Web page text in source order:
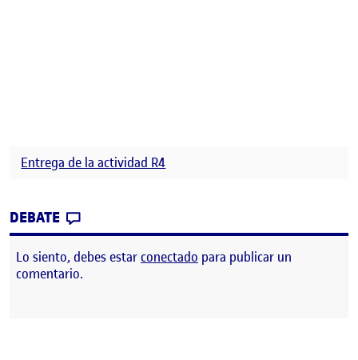
Entrega de la actividad R4
DEBATE
Lo siento, debes estarconectado para publicar un
comentario.